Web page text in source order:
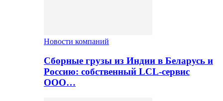
Новости компаний
Сборные грузы из Индии в Беларусь и
Россию: собственный LCL-сервис
ООО…